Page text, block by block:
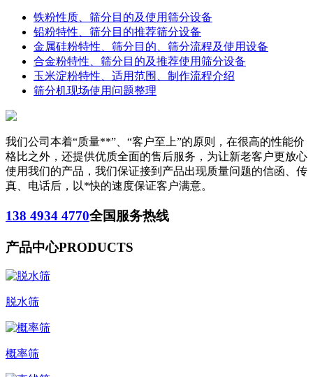
铁粉性质、筛分目的及使用筛分设备
铅粉特性、筛分目的推荐筛分设备
金属硅粉特性、筛分目的、筛分流程及使用设备
合金粉特性、筛分目的及推荐使用筛分设备
玉米淀粉特性、适用范围、制作流程介绍
筛分机现场使用问题整理
我们公司本着“质量**”、“客户至上”的原则，在很高的性能价
格比之外，还提供优质全面的售后服务，为让新老客户更放心
使用我们的产品，我们保证接到产品出现质量问题的信函、传
真、电话后，以*快的速度保证客户满意。
138 4934 4770全国服务热线
产品中心PRODUCTS
脱水筛
概率筛